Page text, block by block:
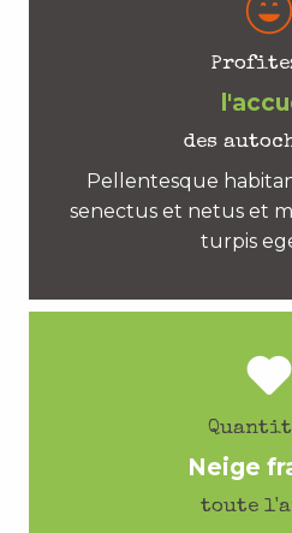
des
Pellentesque
senectus et netus et
turpis
Neige
toute